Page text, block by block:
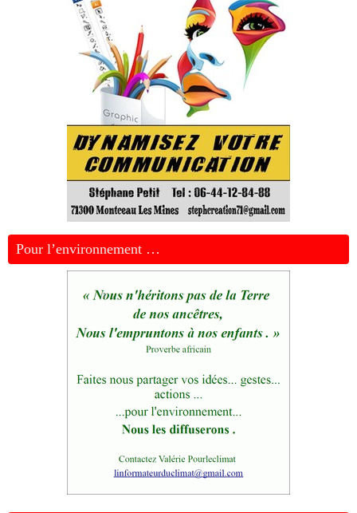
Pour l’environnement …